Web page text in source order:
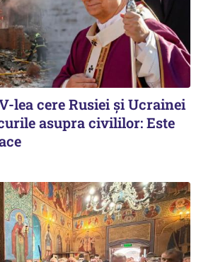
lea cere Rusiei și Ucrainei
asupra civililor: Este